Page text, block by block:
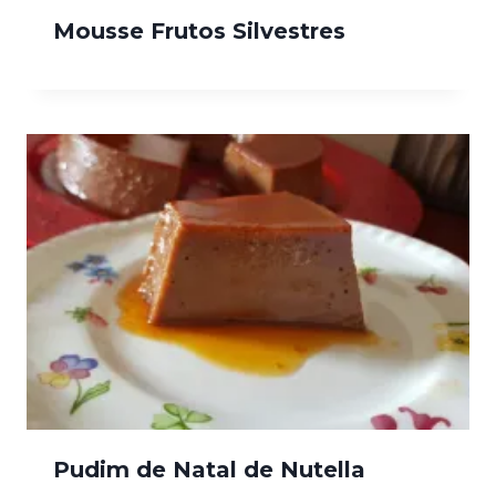
Mousse Frutos Silvestres
Pudim de Natal de Nutella